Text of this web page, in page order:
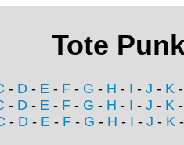
Tote
- D - E - F - G - H - I - J - K
- D - E - F - G - H - I - J - K
- D- E- F- G - H - I - J - K